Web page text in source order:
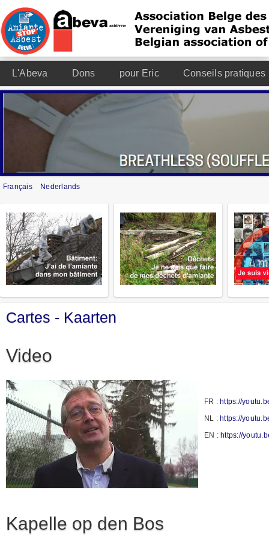
L'Abeva Dons pour Eric Conseils pratiques
Français Nederlands
Cartes - Kaarten
Video
FR :https://
NL :https://
EN :https://
Kapelle op den Bos